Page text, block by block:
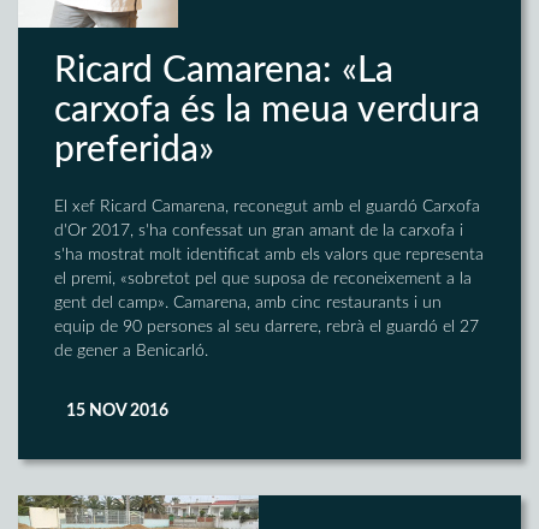
Ricard Camarena: «La
carxofa és la meua verdura
preferida»
El xef Ricard Camarena, reconegut amb el guardó Carxofa
d'Or 2017, s'ha confessat un gran amant de la carxofa i
s'ha mostrat molt identificat amb els valors que representa
el premi, «sobretot pel que suposa de reconeixement a la
gent del camp». Camarena, amb cinc restaurants i un
equip de 90 persones al seu darrere, rebrà el guardó el 27
de gener a Benicarló.
15 NOV 2016